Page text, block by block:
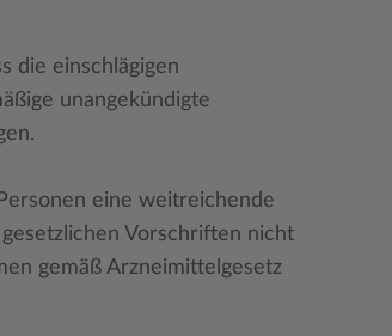
die einschlägigen
unangekündigte
eine weitreichende
Vorschriften nicht
gemäß Arzneimittelgesetz